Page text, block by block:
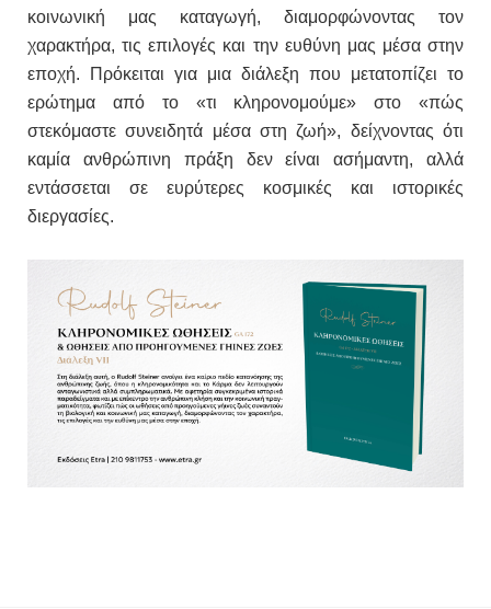
κοινωνική μας καταγωγή, διαμορφώνοντας τον
χαρακτήρα, τις επιλογές και την ευθύνη μας μέσα στην
εποχή. Πρόκειται για μια διάλεξη που μετατοπίζει το
ερώτημα από το «τι κληρονομούμε» στο «πώς
στεκόμαστε συνειδητά μέσα στη ζωή», δείχνοντας ότι
καμία ανθρώπινη πράξη δεν είναι ασήμαντη, αλλά
εντάσσεται σε ευρύτερες κοσμικές και ιστορικές
διεργασίες.